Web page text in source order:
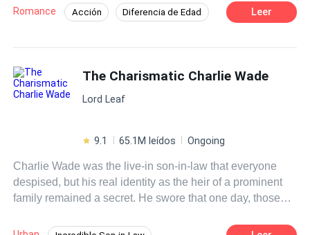
gran confrontación, luego de seis años de ser
abandonado por el amor de su vida. Y enterarse que en
Romance Acción Diferencia de Edad
Venganza
Leer
The Charismatic Charlie Wade
Lord Leaf
9.1 65.1M leídos Ongoing
Charlie Wade was the live-in son-in-law that everyone
despised, but his real identity as the heir of a prominent
family remained a secret. He swore that one day, those
mercy, eventually!